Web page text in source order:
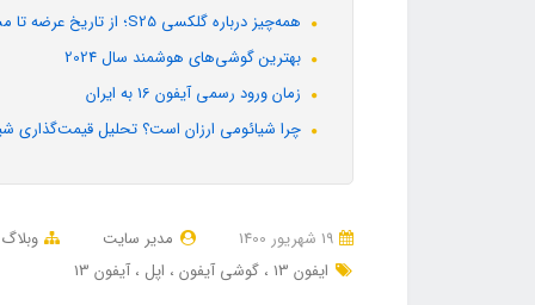
همه‌چیز درباره گلکسی S25؛ از تاریخ عرضه تا مشخصات + تصاویر لو رفته
بهترین گوشی‌های هوشمند سال 2024
زمان ورود رسمی آیفون 16 به ایران
چرا شیائومی ارزان است؟ تحلیل قیمت‌گذاری
مدیر سایت
ایفون 13
گوشی آیفون اپل آیفون 13